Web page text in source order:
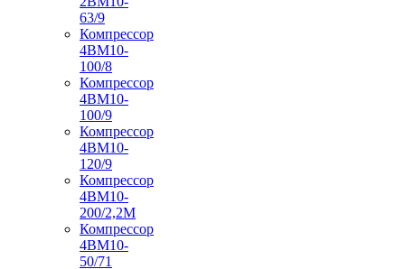
63/9
Компрессор
4ВМ10-
100/8
Компрессор
4ВМ10-
100/9
Компрессор
4ВМ10-
120/9
Компрессор
4ВМ10-
200/2,2М
Компрессор
4ВМ10-
50/71